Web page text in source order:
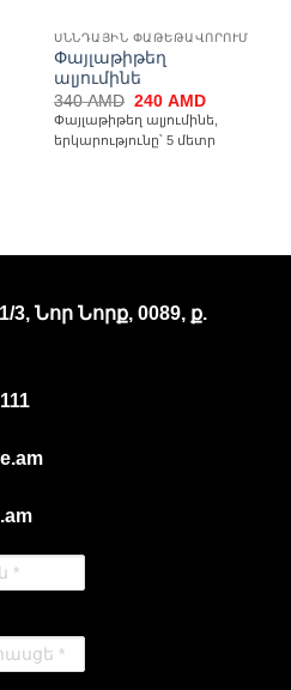
ՍՆՆԴԱՅԻՆ ՓԱԹԵԹԱՎՈՐՈՒՄ
Փայլաթիթեղ
ալյումինե
340AMD Original
price
was:
340 AMD.
240AMDCurrent
price
is:
240 AMD.
Փայլաթիթեղ ալյումինե,
երկարությունը՝ 5 մետր
3, Նոր Նորք, 0089, ք.